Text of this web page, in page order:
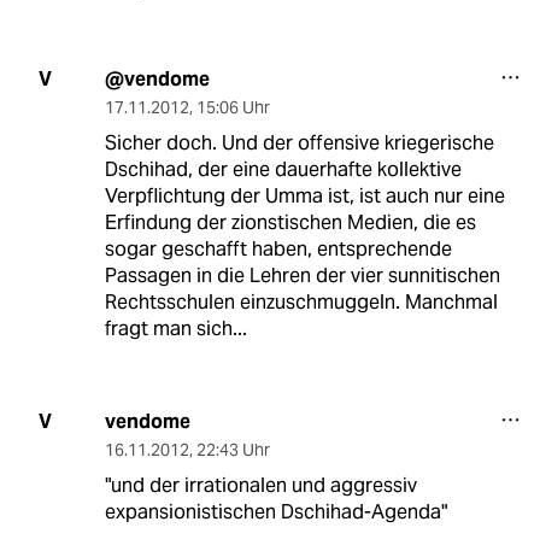
V @vendome
17.11.2012, 15:06 Uhr
Sicher doch. Und der offensive kriegerische
Dschihad, der eine dauerhafte kollektive
Verpflichtung der Umma ist, ist auch nur eine
Erfindung der zionstischen Medien, die es
sogar geschafft haben, entsprechende
Passagen in die Lehren der vier sunnitischen
Rechtsschulen einzuschmuggeln. Manchmal
fragt man sich...
V vendome
16.11.2012, 22:43 Uhr
"und der irrationalen und aggressiv
expansionistischen Dschihad-Agenda"